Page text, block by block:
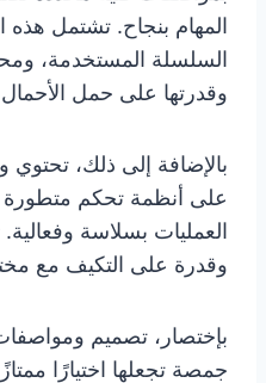
المهام بنجاح. تشتمل
السلسلة المستخدمة،
وقدرتها على حمل الأحمال
بالإضافة إلى ذلك،
على أنظمة تحكم
العمليات بسلاسة وفعالية.
وقدرة على التكيف مع
بإختصار، تصميم
جمصة تجعلها اختيارًا